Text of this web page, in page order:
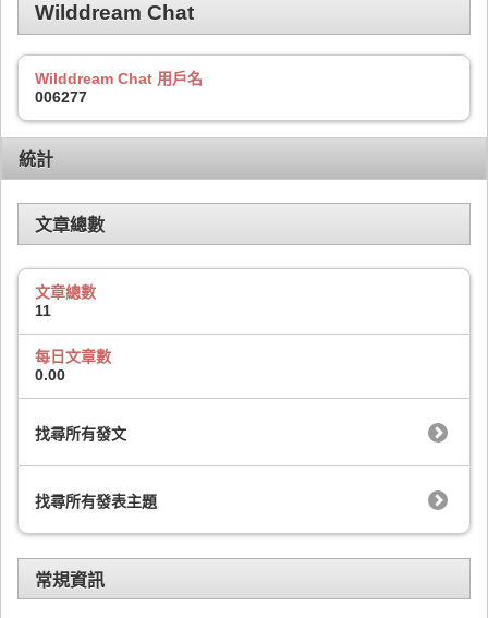
Wilddream Chat
Wilddream Chat 用戶名
006277
統計
文章總數
文章總數
11
每日文章數
0.00
找尋所有發文
找尋所有發表主題
常規資訊